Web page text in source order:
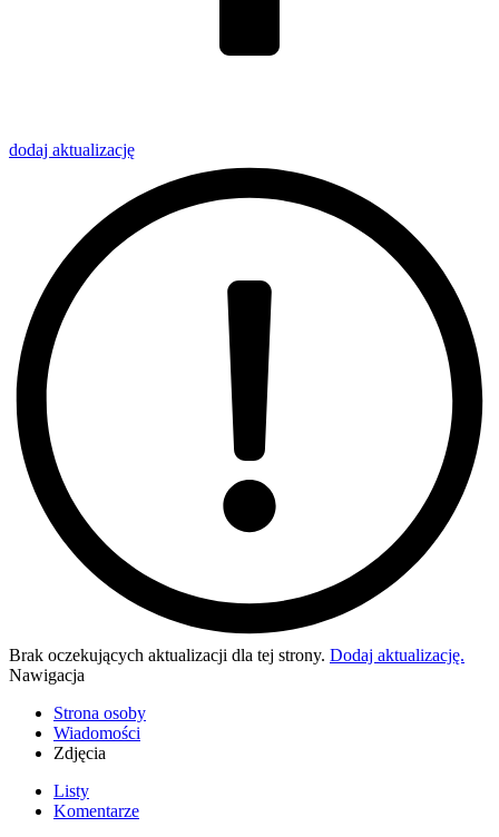
dodaj aktualizację
Brak oczekujących aktualizacji dla tej strony. Dodaj aktualizację.
Nawigacja
Strona osoby
Wiadomości
Zdjęcia
Listy
Komentarze